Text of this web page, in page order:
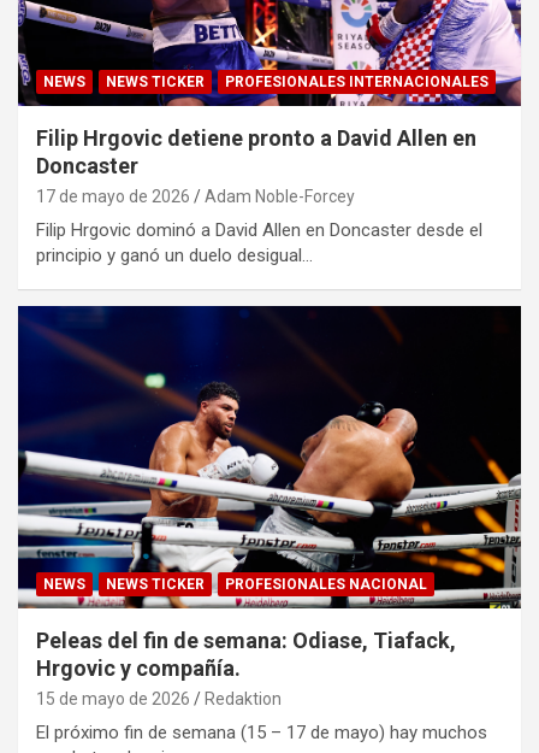
NEWS NEWS TICKER PROFESIONALES INTERNACIONALES
Filip Hrgovic detiene pronto a David Allen en
Doncaster
17 de mayo de 2026 Adam Noble-Forcey
Filip Hrgovic dominó a David Allen en Doncaster desde el
principio y ganó un duelo desigual…
NEWS NEWS TICKER PROFESIONALES NACIONAL
Peleas del fin de semana: Odiase, Tiafack,
Hrgovic y compañía.
15 de mayo de 2026 Redaktion
El próximo fin de semana (15 – 17 de mayo) hay muchos